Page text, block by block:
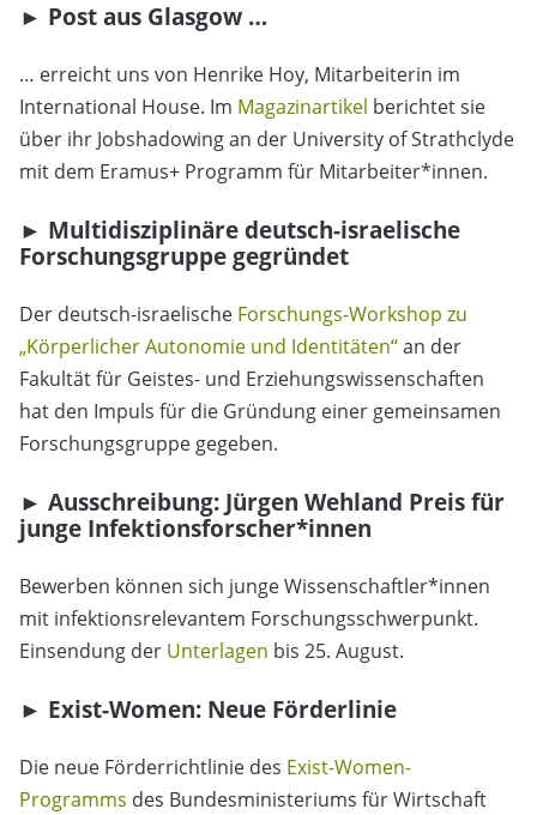
► Post aus Glasgow …
… erreicht uns von Henrike Hoy, Mitarbeiterin im
International House. Im Magazinartikel berichtet sie
über ihr Jobshadowing an der University of Strathclyde
mit dem Eramus+ Programm für Mitarbeiter*innen.
► Multidisziplinäre deutsch-israelische
Forschungsgruppe gegründet
Der deutsch-israelische Forschungs-Workshop zu
„Körperlicher Autonomie und Identitäten“an der
Fakultät für Geistes- und Erziehungswissenschaften
hat den Impuls für die Gründung einer gemeinsamen
Forschungsgruppe gegeben.
► Ausschreibung: Jürgen Wehland Preis für
junge Infektionsforscher*innen
Bewerben können sich junge Wissenschaftler*innen
mit infektionsrelevantem Forschungsschwerpunkt.
Einsendung der Unterlagen bis 25. August.
► Exist-Women: Neue Förderlinie
Die neue Förderrichtlinie des Exist-Women-
Programms des Bundesministeriums für Wirtschaft